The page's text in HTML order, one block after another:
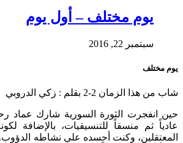
يوم مختلف – أول يوم
سبتمبر 22, 2016
يوم مختلف
شاب من هذا الزمان 2-2 بقلم : زكي الدروبي
حين انفجرت الثورة السورية شارك عماد
عادياً ثم منسقاً للتنسيقيات، بالإضافة
المعتقلين، وكنت أحسده على نشاطه الدؤوب.